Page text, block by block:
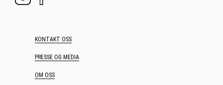
KONTAKT OSS
PRESSE OG MEDIA
OM OSS